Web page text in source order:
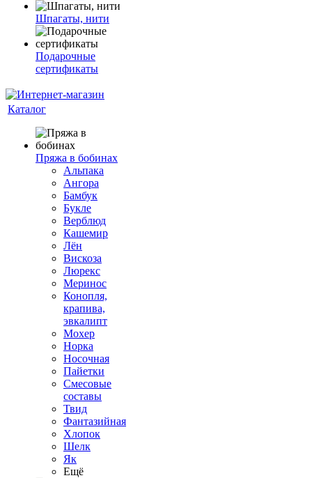
Шпагаты, нити
Подарочные
сертификаты
Каталог
Пряжа в бобинах
Альпака
Ангора
Бамбук
Букле
Верблюд
Кашемир
Лён
Вискоза
Люрекс
Меринос
Конопля,
крапива,
эвкалипт
Мохер
Норка
Носочная
Пайетки
Смесовые
составы
Твид
Фантазийная
Хлопок
Шелк
Як
Ещё